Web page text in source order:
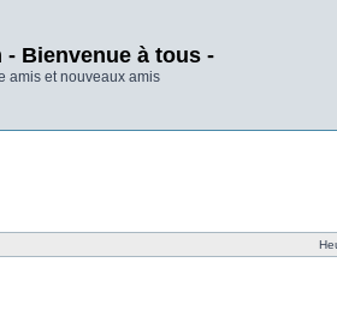
- Bienvenue à tous -
amis et nouveaux amis